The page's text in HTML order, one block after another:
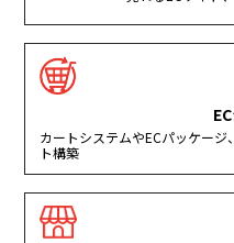
カートシステムやECパッケー
ト構築